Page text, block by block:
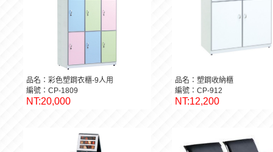
品名：彩色塑鋼衣櫃-9人用
編號：CP-1809
NT:20,000
品名：塑鋼收納櫃
編號：CP-912
NT:12,200